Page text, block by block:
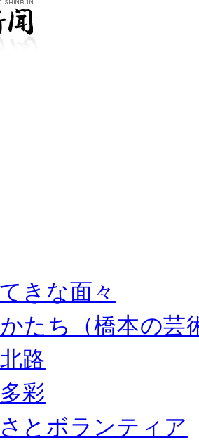
きな面々
たち（橋本の芸
路
彩
とボランティア